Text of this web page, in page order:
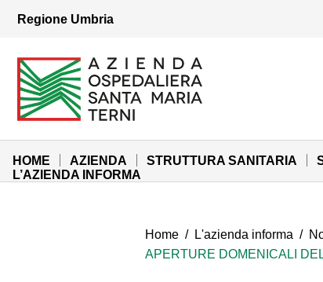
Vai al menu di navigazione
Regione Umbria
Azienda Ospedaliera Santa Maria di Terni
Sito Istituzionale
HOME AZIENDA STRUTTURA SANITARIA
L’AZIENDA INFORMA
Home / L'azienda informa /
APERTURE DOMENICALI